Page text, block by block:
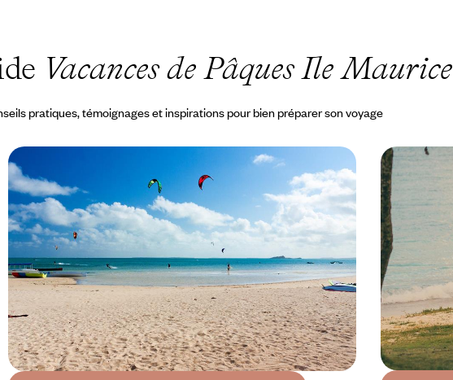
Vacances de Pâques Ile Maurice
pratiques, témoignages et inspirations pour bien préparer son voyage